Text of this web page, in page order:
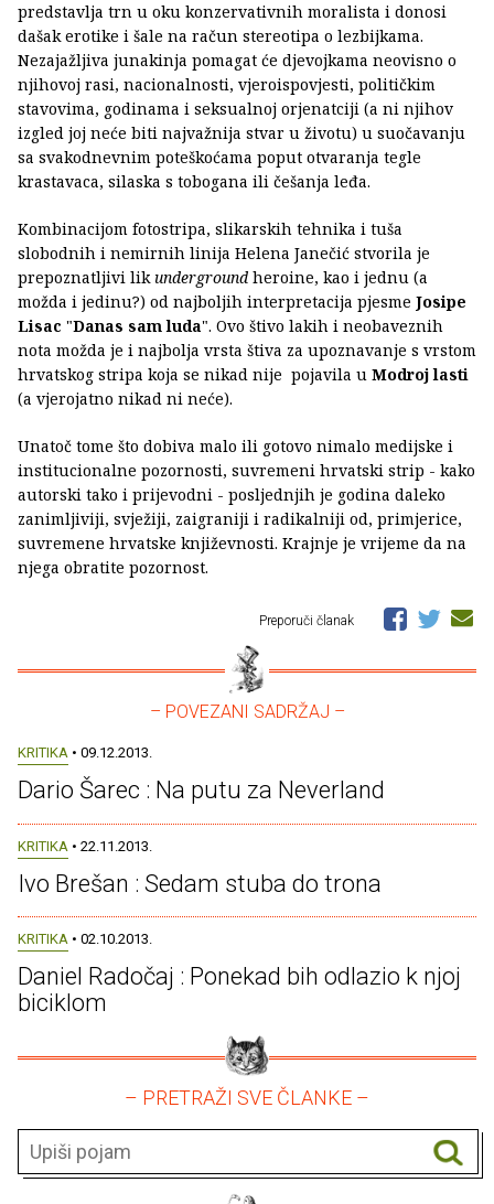
predstavlja trn u oku konzervativnih moralista i donosi
dašak erotike i šale na račun stereotipa o lezbijkama.
Nezajažljiva junakinja pomagat će djevojkama neovisno o
njihovoj rasi, nacionalnosti, vjeroispovjesti, političkim
stavovima, godinama i seksualnoj orjenatciji (a ni njihov
izgled joj neće biti najvažnija stvar u životu) u suočavanju
sa svakodnevnim poteškoćama poput otvaranja tegle
krastavaca, silaska s tobogana ili češanja leđa.
Kombinacijom fotostripa, slikarskih tehnika i tuša
slobodnih i nemirnih linija Helena Janečić stvorila je
prepoznatljivi likunderground heroine, kao i jednu (a
možda i jedinu?) od najboljih interpretacija pjesme Josipe
Lisac "Danas sam luda". Ovo štivo lakih i neobaveznih
nota možda je i najbolja vrsta štiva za upoznavanje s vrstom
hrvatskog stripa koja se nikad nije pojavila u Modroj lasti
(a vjerojatno nikad ni neće).
Unatoč tome što dobiva malo ili gotovo nimalo medijske i
institucionalne pozornosti, suvremeni hrvatski strip - kako
autorski tako i prijevodni - posljednjih je godina daleko
zanimljiviji, svježiji, zaigraniji i radikalniji od, primjerice,
suvremene hrvatske književnosti. Krajnje je vrijeme da na
njega obratite pozornost.
Preporuči članak
– POVEZANI SADRŽAJ –
KRITIKA • 09.12.2013.
Dario Šarec : Na putu za Neverland
KRITIKA • 22.11.2013.
Ivo Brešan : Sedam stuba do trona
KRITIKA • 02.10.2013.
Daniel Radočaj : Ponekad bih odlazio k njoj
biciklom
– PRETRAŽI SVE ČLANKE –